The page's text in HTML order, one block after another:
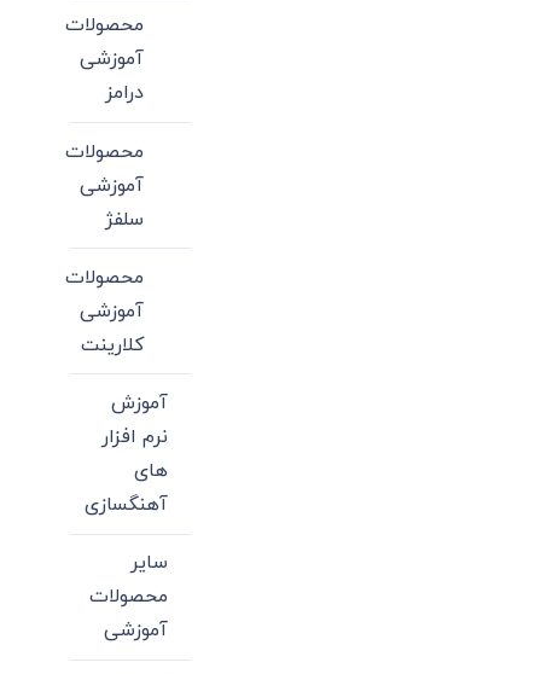
محصولات
آموزشی
درامز
محصولات
آموزشی
سلفژ
محصولات
آموزشی
کلارینت
آموزش
نرم افزار
های
آهنگسازی
سایر
محصولات
آموزشی